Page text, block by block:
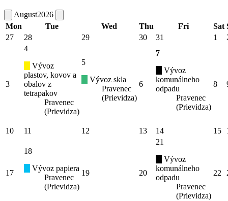
August2026
Mon
Tue Wed Thu Fri Sat
27
28 29 30 31 1
3
4
Vývoz
plastov, kovov a
obalov z
tetrapakov
Pravenec
(Prievidza)
5
Vývoz skla
Pravenec
(Prievidza)
6
7
Vývoz
komunálneho
odpadu
Pravenec
(Prievidza)
8
10 11 12 13 14 15
17
18
Vývoz papiera
Pravenec
(Prievidza)
19 20
21
Vývoz
komunálneho
odpadu
Pravenec
(Prievidza)
22